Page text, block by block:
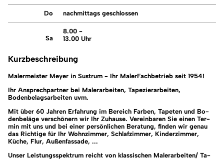
Do nachmittags geschlossen
Sa
8.00 -
13.00 Uhr
Kurzbeschreibung
Malermeister Meyer in Sustrum - Ihr MalerFachbetrieb seit 1954!
Ihr Ansprechpartner bei Malerarbeiten, Tapezierarbeiten,
Bodenbelagsarbeiten uvm.
Mit über 60 Jah­ren Er­fah­rung im Be­reich Far­ben, Ta­pe­ten und Bo­
den­be­lä­ge ver­schö­nern wir Ihr Zu­hau­se. Ver­ein­ba­ren Sie einen Ter­
min mit uns und bei einer per­sön­li­chen Be­ra­tung, fin­den wir genau
das Rich­ti­ge für Ihr Wohn­zim­mer, Schlaf­zim­mer, Kin­der­zim­mer,
Küche, Flur, Au­ßen­fas­sa­de, ...
Unser Leis­tungs­spek­trum reicht von klas­si­schen Ma­ler­ar­bei­ten/ Ta­